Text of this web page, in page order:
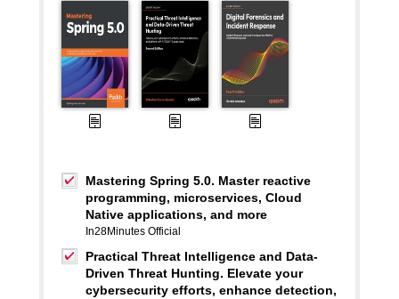
Mastering Spring 5.0. Master reactive
programming, microservices, Cloud
Native applications, and more
In28Minutes Official
Practical Threat Intelligence and Data-
Driven Threat Hunting. Elevate your
cybersecurity efforts, enhance detection,